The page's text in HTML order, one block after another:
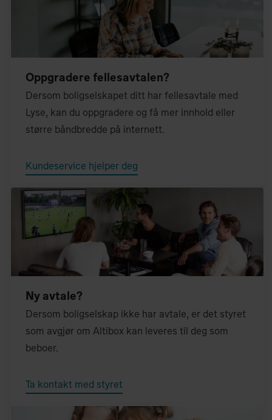
Oppgradere fellesavtalen?
Dersom boligselskapet ditt har fellesavtale med
Lyse, kan du oppgradere og få mer innhold eller
større båndbredde på internett.
Kundeservice hjelper deg
Ny avtale?
Dersom boligselskap ikke har avtale, er det styret
som avgjør om Altibox kan leveres til deg som
beboer.
Ta kontakt med styret